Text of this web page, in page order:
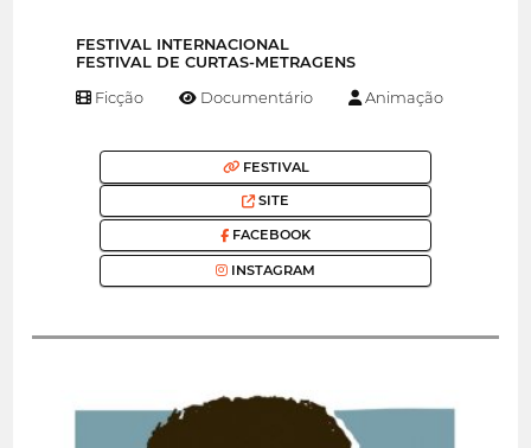
FESTIVAL INTERNACIONAL
FESTIVAL DE CURTAS-METRAGENS
Ficção Documentário Animação
FESTIVAL
SITE
FACEBOOK
INSTAGRAM